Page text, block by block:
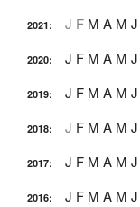
2021: J F M A M J
2020: J F M A M J
2019: J F M A M J
2018: J F M A M J
2017: J F M A M J
2016: J F M A M J